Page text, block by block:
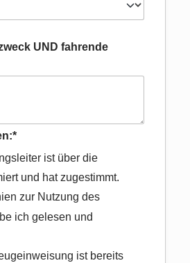
UND fahrende
ist über die
und hat zugestimmt.
zur Nutzung des
ich gelesen und
ist bereits